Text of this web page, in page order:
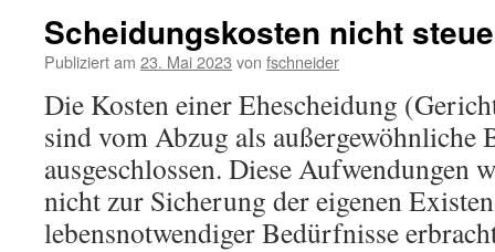
Scheidungskosten nicht
Publiziert am 23. Mai 2023 von fschneider
Die Kosten einer Ehescheidung
sind vom Abzug als außergewöhnliche
ausgeschlossen. Diese Aufwendungen
nicht zur Sicherung der eigenen
lebensnotwendiger Bedürfnisse